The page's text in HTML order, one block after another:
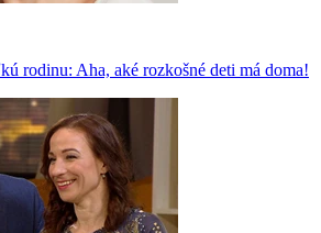
rodinu: Aha, aké rozkošné deti má doma!